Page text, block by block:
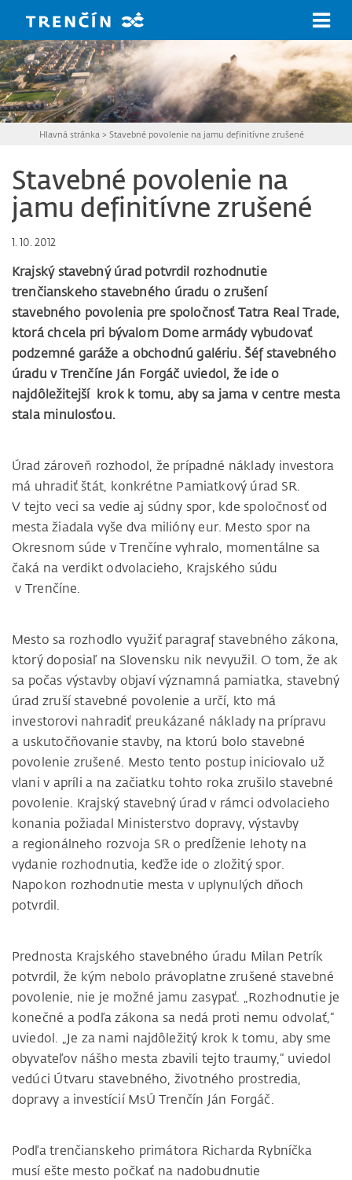
Hlavná stránka > Stavebné povolenie na jamu definitívne zrušené
Stavebné povolenie na
jamu definitívne zrušené
1. 10. 2012
Krajský stavebný úrad potvrdil rozhodnutie
trenčianskeho stavebného úradu o zrušení
stavebného povolenia pre spoločnosť Tatra Real Trade,
ktorá chcela pri bývalom Dome armády vybudovať
podzemné garáže a obchodnú galériu. Šéf stavebného
úradu v Trenčíne Ján Forgáč uviedol, že ide o
najdôležitejší krok k tomu, aby sa jama v centre mesta
stala minulosťou.
Úrad zároveň rozhodol, že prípadné náklady investora
má uhradiť štát, konkrétne Pamiatkový úrad SR.
V tejto veci sa vedie aj súdny spor, kde spoločnosť od
mesta žiadala vyše dva milióny eur. Mesto spor na
Okresnom súde v Trenčíne vyhralo, momentálne sa
čaká na verdikt odvolacieho, Krajského súdu
v Trenčíne.
Mesto sa rozhodlo využiť paragraf stavebného zákona,
ktorý doposiaľ na Slovensku nik nevyužil. O tom, že ak
sa počas výstavby objaví významná pamiatka, stavebný
úrad zruší stavebné povolenie a určí, kto má
investorovi nahradiť preukázané náklady na prípravu
a uskutočňovanie stavby, na ktorú bolo stavebné
povolenie zrušené. Mesto tento postup iniciovalo už
vlani v apríli a na začiatku tohto roka zrušilo stavebné
povolenie. Krajský stavebný úrad v rámci odvolacieho
konania požiadal Ministerstvo dopravy, výstavby
a regionálneho rozvoja SR o predĺženie lehoty na
vydanie rozhodnutia, keďže ide o zložitý spor.
Napokon rozhodnutie mesta v uplynulých dňoch
potvrdil.
Prednosta Krajského stavebného úradu Milan Petrík
potvrdil, že kým nebolo právoplatne zrušené stavebné
povolenie, nie je možné jamu zasypať. „Rozhodnutie je
konečné a podľa zákona sa nedá proti nemu odvolať,“
uviedol. „Je za nami najdôležitý krok k tomu, aby sme
obyvateľov nášho mesta zbavili tejto traumy,“ uviedol
vedúci Útvaru stavebného, životného prostredia,
dopravy a investícií MsÚ Trenčín Ján Forgáč.
Podľa trenčianskeho primátora Richarda Rybníčka
musí ešte mesto počkať na nadobudnutie